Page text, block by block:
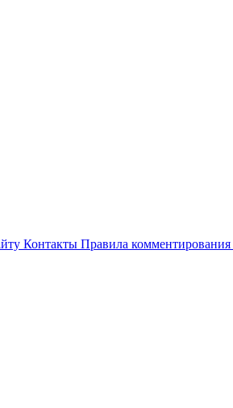
Контакты Правила комментирования